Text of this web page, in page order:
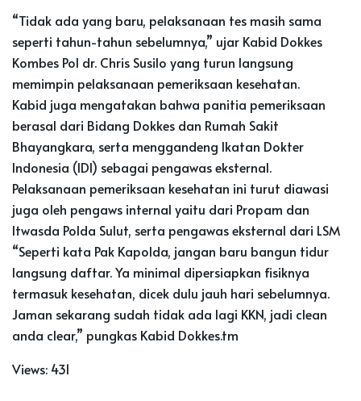
“Tidak ada yang baru, pelaksanaan tes masih sama
seperti tahun-tahun sebelumnya,” ujar Kabid Dokkes
Kombes Pol dr. Chris Susilo yang turun langsung
memimpin pelaksanaan pemeriksaan kesehatan.
Kabid juga mengatakan bahwa panitia pemeriksaan
berasal dari Bidang Dokkes dan Rumah Sakit
Bhayangkara, serta menggandeng Ikatan Dokter
Indonesia (IDI) sebagai pengawas eksternal.
Pelaksanaan pemeriksaan kesehatan ini turut diawasi
juga oleh pengaws internal yaitu dari Propam dan
Itwasda Polda Sulut, serta pengawas eksternal dari LSM
“Seperti kata Pak Kapolda, jangan baru bangun tidur
langsung daftar. Ya minimal dipersiapkan fisiknya
termasuk kesehatan, dicek dulu jauh hari sebelumnya.
Jaman sekarang sudah tidak ada lagi KKN, jadi clean
anda clear,” pungkas Kabid Dokkes.tm
Views:431